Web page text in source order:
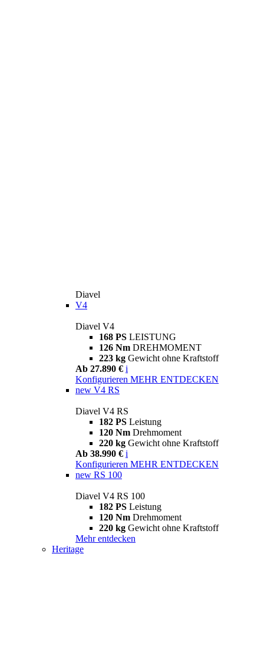
Diavel
V4
Diavel V4
168 PS LEISTUNG
126 Nm DREHMOMENT
223 kg Gewicht ohne Kraftstoff
Ab 27.890 € i
Konfigurieren MEHR ENTDECKEN
new V4 RS
Diavel V4 RS
182 PS Leistung
120 Nm Drehmoment
220 kg Gewicht ohne Kraftstoff
Ab 38.990 € i
Konfigurieren MEHR ENTDECKEN
new RS 100
Diavel V4 RS 100
182 PS Leistung
120 Nm Drehmoment
220 kg Gewicht ohne Kraftstoff
Mehr entdecken
Heritage